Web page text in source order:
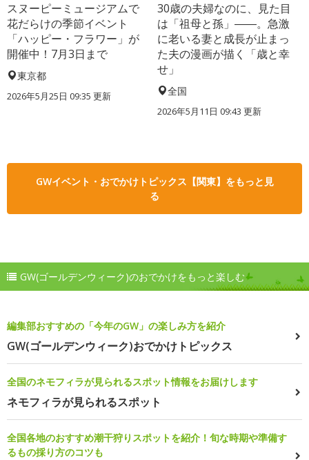
スヌーピーミュージアムで
花だらけの季節イベント
「ハッピー・フラワー」が
開催中！7月3日まで
東京都
2026年5月25日 09:35 更新
30歳の夫婦なのに、見た目
は「祖母と孫」――。急激
に老いる妻と成長が止まっ
た夫の漫画が描く「歳と幸
せ」
全国
2026年5月11日 09:43 更新
GWイベント・おでかけトピックス【関東】をもっと見
る
GW(ゴールデンウィーク)のおでかけをもっと楽しむ
編集部おすすめの「今年のGW」の楽しみ方を紹介
GW(ゴールデンウィーク)おでかけトピックス
全国のネモフィラが見られるスポット情報をお届けします
ネモフィラが見られるスポット
全国各地のおすすめ潮干狩りスポットを紹介！旬な時期や準備す
るもの採り方のコツも